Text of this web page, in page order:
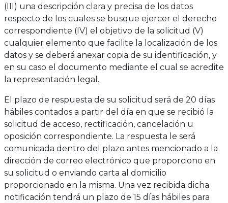
(III) una descripción clara y precisa de los datos
respecto de los cuales se busque ejercer el derecho
correspondiente (IV) el objetivo de la solicitud (V)
cualquier elemento que facilite la localización de los
datos y se deberá anexar copia de su identificación, y
en su caso el documento mediante el cual se acredite
la representación legal.
El plazo de respuesta de su solicitud será de 20 días
hábiles contados a partir del día en que se recibió la
solicitud de acceso, rectificación, cancelación u
oposición correspondiente. La respuesta le será
comunicada dentro del plazo antes mencionado a la
dirección de correo electrónico que proporciono en
su solicitud o enviando carta al domicilio
proporcionado en la misma. Una vez recibida dicha
notificación tendrá un plazo de 15 días hábiles para